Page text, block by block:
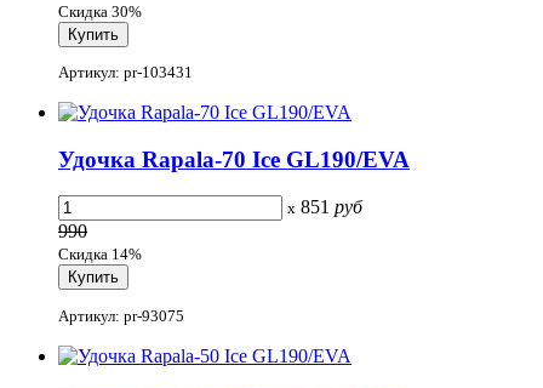
Скидка 30%
Артикул: pr-103431
Удочка Rapala-70 Ice GL190/EVA
x 851 руб
990
Скидка 14%
Артикул: pr-93075